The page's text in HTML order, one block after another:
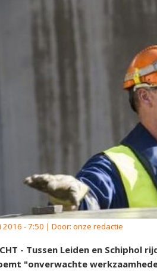
2016 - 7:50 | Door: onze redactie
- Tussen Leiden en
"onverwachte